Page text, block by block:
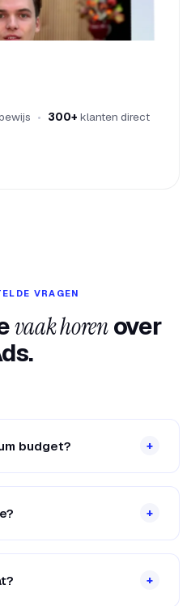
300+ klanten direct
VRAGEN
vaak horenover
budget? +
+
+